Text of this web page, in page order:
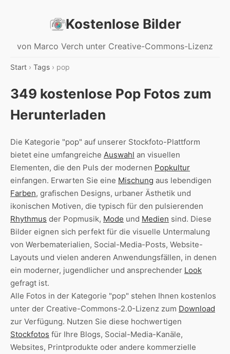
Kostenlose Bilder
von Marco Verch unter Creative-Commons-Lizenz
Start › Tags › pop
349 kostenlose Pop Fotos zum
Herunterladen
Die Kategorie "pop" auf unserer Stockfoto-Plattform
bietet eine umfangreiche Auswahl an visuellen
Elementen, die den Puls der modernen Popkultur
einfangen. Erwarten Sie eine Mischung aus lebendigen
Farben, grafischen Designs, urbaner Ästhetik und
ikonischen Motiven, die typisch für den pulsierenden
Rhythmus der Popmusik, Mode und Medien sind. Diese
Bilder eignen sich perfekt für die visuelle Untermalung
von Werbematerialien, Social-Media-Posts, Website-
Layouts und vielen anderen Anwendungsfällen, in denen
ein moderner, jugendlicher und ansprechender Look
gefragt ist.
Alle Fotos in der Kategorie "pop" stehen Ihnen kostenlos
unter der Creative-Commons-2.0-Lizenz zum Download
zur Verfügung. Nutzen Sie diese hochwertigen
Stockfotos für Ihre Blogs, Social-Media-Kanäle,
Websites, Printprodukte oder andere kommerzielle